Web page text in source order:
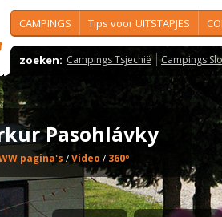
CAMPINGS Tips voor UITSTAPJES
zoeken: Campings Tsjechië Campings
Pasohlávky
pagina's /Video /360º